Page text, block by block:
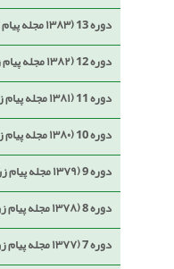
دوره 13 (۱۳۸۳ مجله پیام زن برای بانوان)
دوره 12 (۱۳۸۲ مجله پیام زن برای بانوان)
دوره 11 (۱۳۸۱ مجله پیام زن برای بانوان)
دوره 10 (۱۳۸۰ مجله پیام زن برای بانوان)
دوره 9 (۱۳۷۹ مجله پیام زن برای بانوان)
دوره 8 (۱۳۷۸ مجله پیام زن برای بانوان)
دوره 7 (۱۳۷۷ مجله پیام زن برای بانوان)